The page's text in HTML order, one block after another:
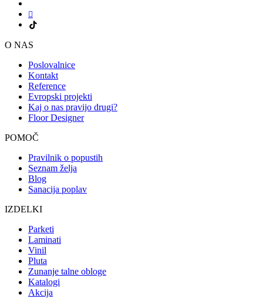
O NAS
Poslovalnice
Kontakt
Reference
Evropski projekti
Kaj o nas pravijo drugi?
Floor Designer
POMOČ
Pravilnik o popustih
Seznam želja
Blog
Sanacija poplav
IZDELKI
Parketi
Laminati
Vinil
Pluta
Zunanje talne obloge
Katalogi
Akcija